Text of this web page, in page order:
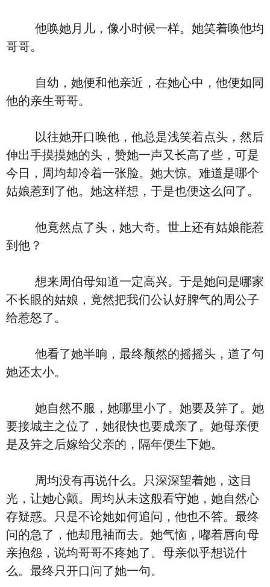
他唤她月儿，像小时候一样。她笑着唤他均
哥哥。
自幼，她便和他亲近，在她心中，他便如同
他的亲生哥哥。
以往她开口唤他，他总是浅笑着点头，然后
伸出手摸摸她的头，赞她一声又长高了些，可是
今日，周均却冷着一张脸。她大惊。难道是哪个
姑娘惹到了他。她这样想，于是也便这么问了。
他竟然点了头，她大奇。世上还有姑娘能惹
到他？
想来周伯母知道一定高兴。于是她问是哪家
不长眼的姑娘，竟然把我们公认好脾气的周公子
给惹怒了。
他看了她半晌，最终颓然的摇摇头，道了句
她还太小。
她自然不服，她哪里小了。她要及笄了。她
要接城主之位了，她很快也要成亲了。她母亲便
是及笄之后嫁给父亲的，隔年便生下她。
周均没有再说什么。只深深望着她，这目
光，让她心颤。周均从未这般看守她，她自然心
存疑惑。只是不论她如何追问，他也不答。最终
问的急了，他却甩袖而去。她气恼，嘟着唇向母
亲抱怨，说均哥哥不疼她了。母亲似乎想说什
么。最终只开口问了她一句。